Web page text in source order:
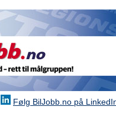
Følg BilJobb.no på